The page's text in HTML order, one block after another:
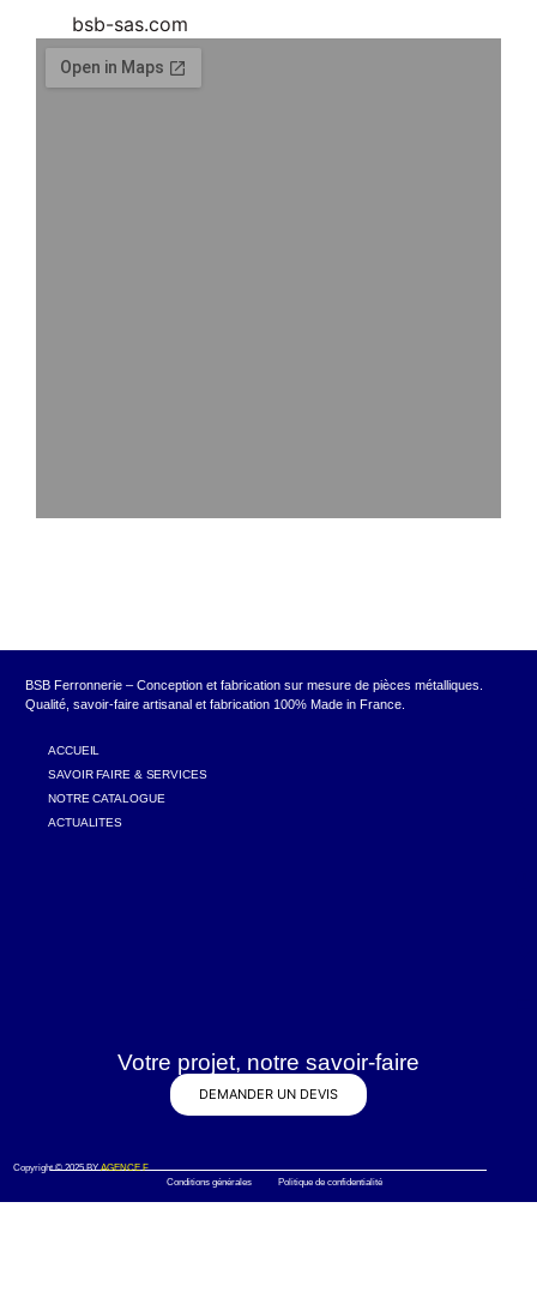
bsb-sas.com
BSB Ferronnerie – Conception et fabrication sur mesure de pièces métalliques.
Qualité, savoir-faire artisanal et fabrication 100% Made in France.
ACCUEIL
SAVOIR FAIRE & SERVICES
NOTRE CATALOGUE
ACTUALITES
Votre projet, notre savoir-faire
DEMANDER UN DEVIS
Copyright © 2025 BYAGENCE F
Conditions générales Politique de confidentialité